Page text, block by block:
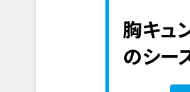
胸キュ
のシー